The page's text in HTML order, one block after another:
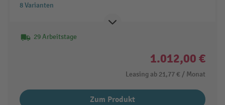
8 Varianten
29 Arbeitstage
1.012,00 €
Leasing ab 21,77 € / Monat
Zum Produkt